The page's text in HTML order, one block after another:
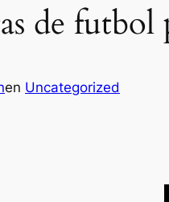
de
en Uncategorized